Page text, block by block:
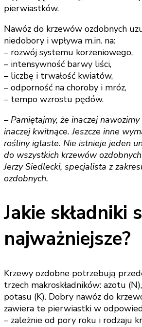
pierwiastków.
Nawóz do krzewów ozdobnych
niedobory i wpływa m.in. na:
– rozwój systemu korzeniowego,
– intensywność barwy liści,
– liczbę i trwałość kwiatów,
– odporność na choroby i mróz,
– tempo wzrostu pędów.
– Pamiętajmy, że inaczej
inaczej kwitnące. Jeszcze inne
rośliny iglaste. Nie istnieje jeden
do wszystkich krzewów
Jerzy Siedlecki, specjalista z
ozdobnych.
Jakie składniki
najważniejsze?
Krzewy ozdobne potrzebują
trzech makroskładników: azotu
potasu (K). Dobry nawóz do
zawiera te pierwiastki w
– zależnie od pory roku i rodzaju